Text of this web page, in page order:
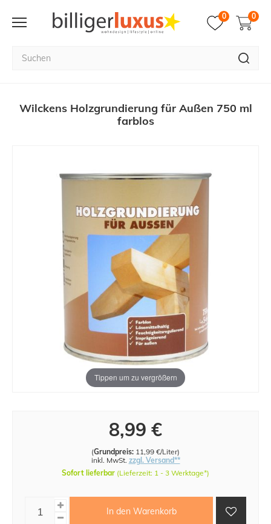
0 0
Wilckens Holzgrundierung für Außen 750 ml
farblos
Tippen um zu vergrößern
8,99 €
(Grundpreis: 11,99 €/Liter)
inkl. MwSt. zzgl. Versand**
Sofort lieferbar (Lieferzeit: 1 - 3 Werktage*)
In den Warenkorb